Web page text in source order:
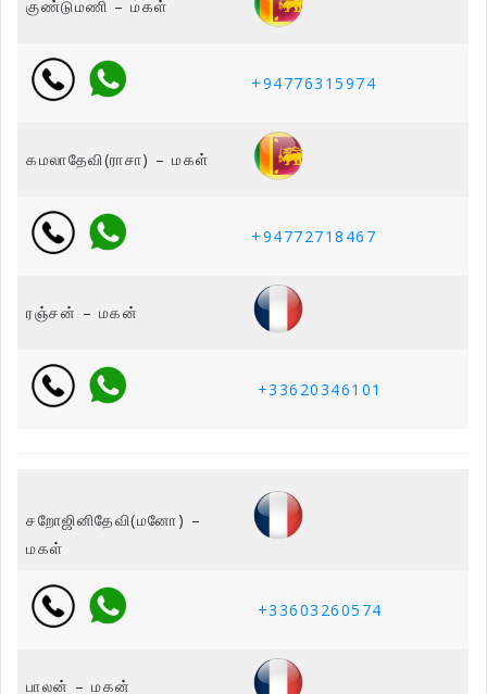
குண்டுமணி – மகள்
+94776315974
கமலாதேவி(ராசா) – மகள்
+94772718467
ரஞ்சன் – மகன்
+33620346101
சறோஜினிதேவி(மனோ) –
மகள்
+33603260574
பாலன் – மகன்